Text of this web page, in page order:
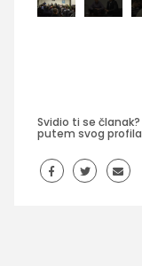
Svidio ti se
putem svog